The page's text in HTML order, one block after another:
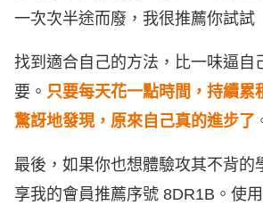
一次次半途而廢，我很推薦你試試
找到適合自己的方法，比一味逼自
要。 只要每天花一點時間，持續累
驚訝地發現，原來自己真的進步了
最後，如果你也想體驗攻其不背的
享我的會員推薦序號 8DR1B。使